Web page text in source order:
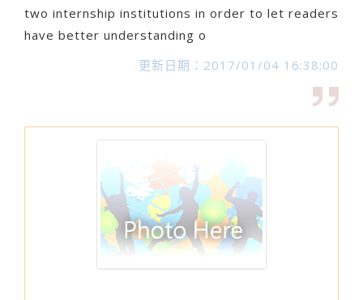
two internship institutions in order to let readers
have better understanding o
更新日期：2017/01/04 16:38:00